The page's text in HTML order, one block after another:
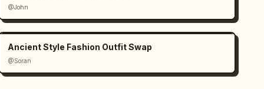
@John
Ancient Style Fashion Outfit Swap
@Soran